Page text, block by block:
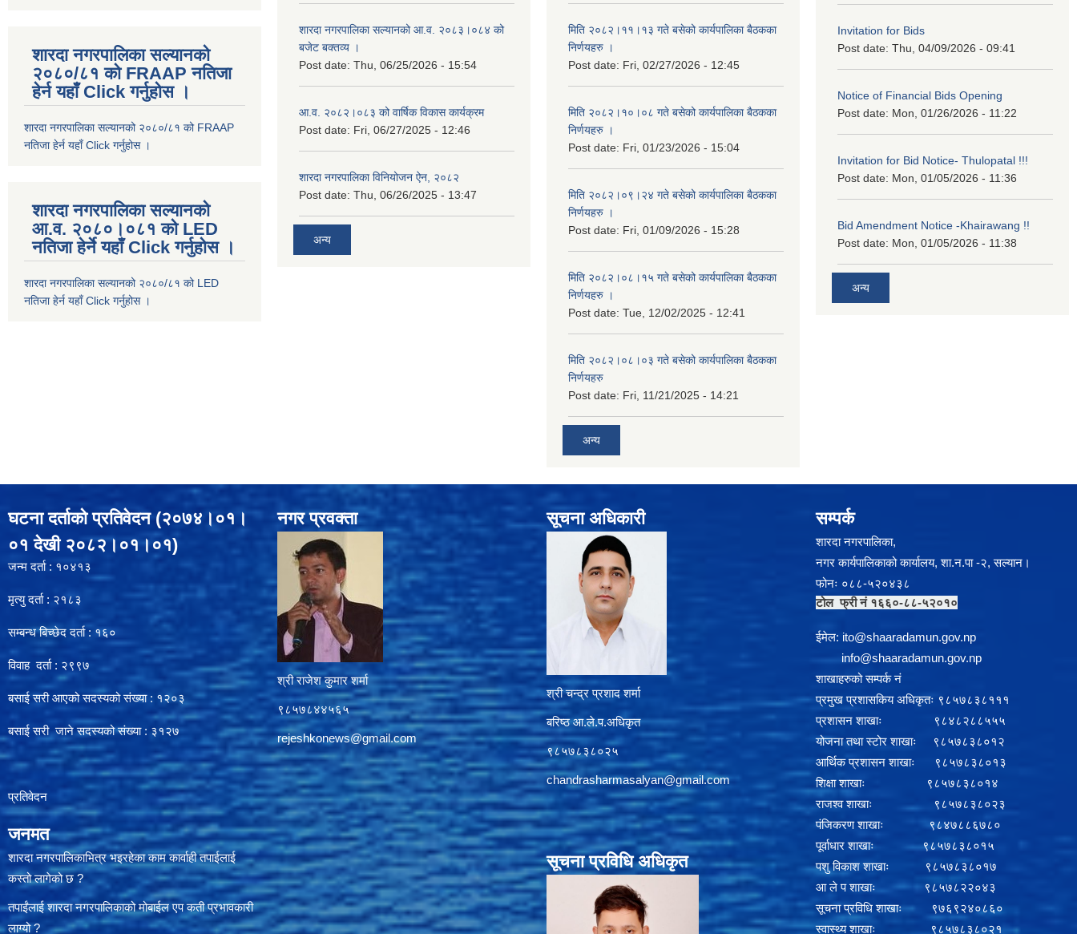
शारदा नगरपालिका सल्यानको
२०८०/८१ को FRAAP नतिजा
हेर्न यहाँ Click गर्नुहोस ।
शारदा नगरपालिका सल्यानको २०८०/८१ को FRAAP
नतिजा हेर्न यहाँ Click गर्नुहोस ।
शारदा नगरपालिका सल्यानको
आ.व. २०८०।०८१ को LED
नतिजा हेर्ने यहाँ Click गर्नुहोस ।
शारदा नगरपालिका सल्यानको २०८०/८१ को LED
नतिजा हेर्न यहाँ Click गर्नुहोस ।
शारदा नगरपालिका सल्यानको आ.व. २०८३।०८४ को
बजेट बक्तव्य ।
Post date: Thu, 06/25/2026 - 15:54
आ.व. २०८२।०८३ को वार्षिक विकास कार्यक्रम
Post date: Fri, 06/27/2025 - 12:46
शारदा नगरपालिका विनियोजन ऐन, २०८२
Post date: Thu, 06/26/2025 - 13:47
अन्य
मिति २०८२।११।१३ गते बसेको कार्यपालिका बैठकका
निर्णयहरु ।
Post date: Fri, 02/27/2026 - 12:45
मिति २०८२।१०।०८ गते बसेको कार्यपालिका बैठकका
निर्णयहरु ।
Post date: Fri, 01/23/2026 - 15:04
मिति २०८२।०९।२४ गते बसेको कार्यपालिका बैठकका
निर्णयहरु ।
Post date: Fri, 01/09/2026 - 15:28
मिति २०८२।०८।१५ गते बसेको कार्यपालिका बैठकका
निर्णयहरु ।
Post date: Tue, 12/02/2025 - 12:41
मिति २०८२।०८।०३ गते बसेको कार्यपालिका बैठकका
निर्णयहरु
Post date: Fri, 11/21/2025 - 14:21
अन्य
Invitation for Bids
Post date: Thu, 04/09/2026 - 09:41
Notice of Financial Bids Opening
Post date: Mon, 01/26/2026 - 11:22
Invitation for Bid Notice- Thulopatal !!!
Post date: Mon, 01/05/2026 - 11:36
Bid Amendment Notice -Khairawang !!
Post date: Mon, 01/05/2026 - 11:38
अन्य
घटना दर्ताको प्रतिवेदन (२०७४।०१।
०१ देखी २०८२।०१।०१)
जन्म दर्ता : १०४१३
मृत्यु दर्ता : २१८३
सम्बन्ध बिच्छेद दर्ता : १६०
विवाह दर्ता : २९९७
बसाई सरी आएको सदस्यको संख्या : १२०३
बसाई सरी जाने सदस्यको संख्या : ३१२७
प्रतिवेदन
जनमत
शारदा नगरपालिकाभित्र भइरहेका काम कार्वाही तपाईलाई
कस्तो लागेको छ ?
तपाईंलाई शारदा नगरपालिकाको मोबाईल एप कती प्रभावकारी
लाग्यो ?
नगर प्रवक्ता
श्री राजेश कुमार शर्मा
९८५७८४४५६५
rejeshkonews@gmail.com
सूचना अधिकारी
श्री चन्द्र प्रशाद शर्मा
बरिष्ठ आ.ले.प.अधिकृत
९८५७८३८०२५
chandrasharmasalyan@gmail.com
सूचना प्रविधि अधिकृत
सम्पर्क
शारदा नगरपालिका,
नगर कार्यपालिकाको कार्यालय, शा.न.पा -२, सल्यान।
फोनः ०८८-५२०४३८
टोल फ्री नं १६६०-८८-५२०१०
ईमेल: ito@shaaradamun.gov.np
info@shaaradamun.gov.np
शाखाहरुको सम्पर्क नं
प्रमुख प्रशासकिय अधिकृतः ९८५७८३८१११
प्रशासन शाखाः ९८४८२८८५५५
योजना तथा स्टोर शाखाः ९८५७८३८०१२
आर्थिक प्रशासन शाखाः ९८५७८३८०१३
शिक्षा शाखाः ९८५७८३८०१४
राजश्व शाखाः ९८५७८३८०२३
पंजिकरण शाखाः ९८४७८८६७८०
पूर्वाधार शाखाः ९८५७८३८०१५
पशु विकाश शाखाः ९८५७८३८०१७
आ ले प शाखाः ९८५७८२२०४३
सूचना प्रविधि शाखाः ९७६९२४०८६०
स्वास्थ्य शाखाः ९८५७८३८०२१